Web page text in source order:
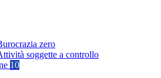
zero
soggette a controllo
10